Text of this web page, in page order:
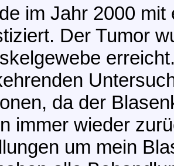
im Jahr 2000
Der Tumor
da der
immer wieder
um mein